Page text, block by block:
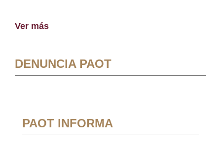
Ver más
DENUNCIA PAOT
PAOT INFORMA